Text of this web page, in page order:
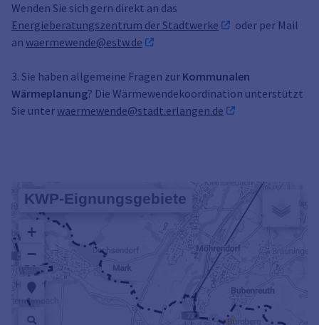
Wenden Sie sich gern direkt an das
Energieberatungszentrum der Stadtwerke
oder per Mail
an waermewende@estw.de
3. Sie haben allgemeine Fragen zur Kommunalen
Wärmeplanung? Die Wärmewendekoordination unterstützt
Sie unterwaermewende@stadt.erlangen.de